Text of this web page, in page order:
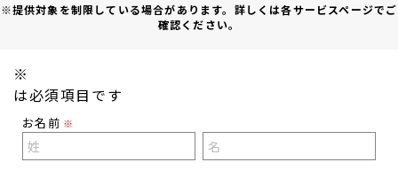
※提供対象を制限している場合があります。詳しくは各サービスページでご
確認ください。
※
は必須項目です
お名前 ※